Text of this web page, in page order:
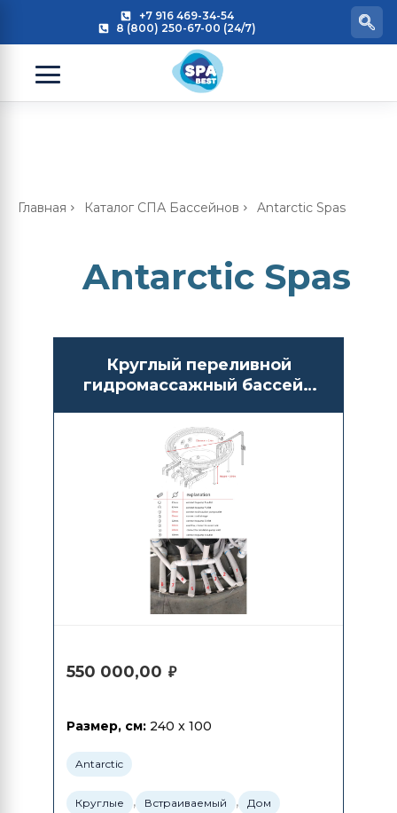
+7 916 469-34-54
8 (800) 250-67-00 (24/7)
Главная Каталог СПА Бассейнов Antarctic Spas
Antarctic Spas
Круглый переливной
гидромассажный бассейн
550 000,00 ₽
Размер, см: 240 x 100
Antarctic
Круглые , Встраиваемый , Дом